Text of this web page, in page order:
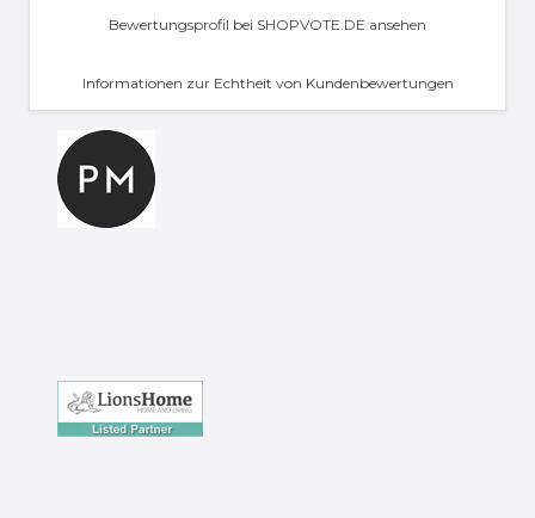
Bewertungsprofil bei SHOPVOTE.DE ansehen
Informationen zur Echtheit von Kundenbewertungen